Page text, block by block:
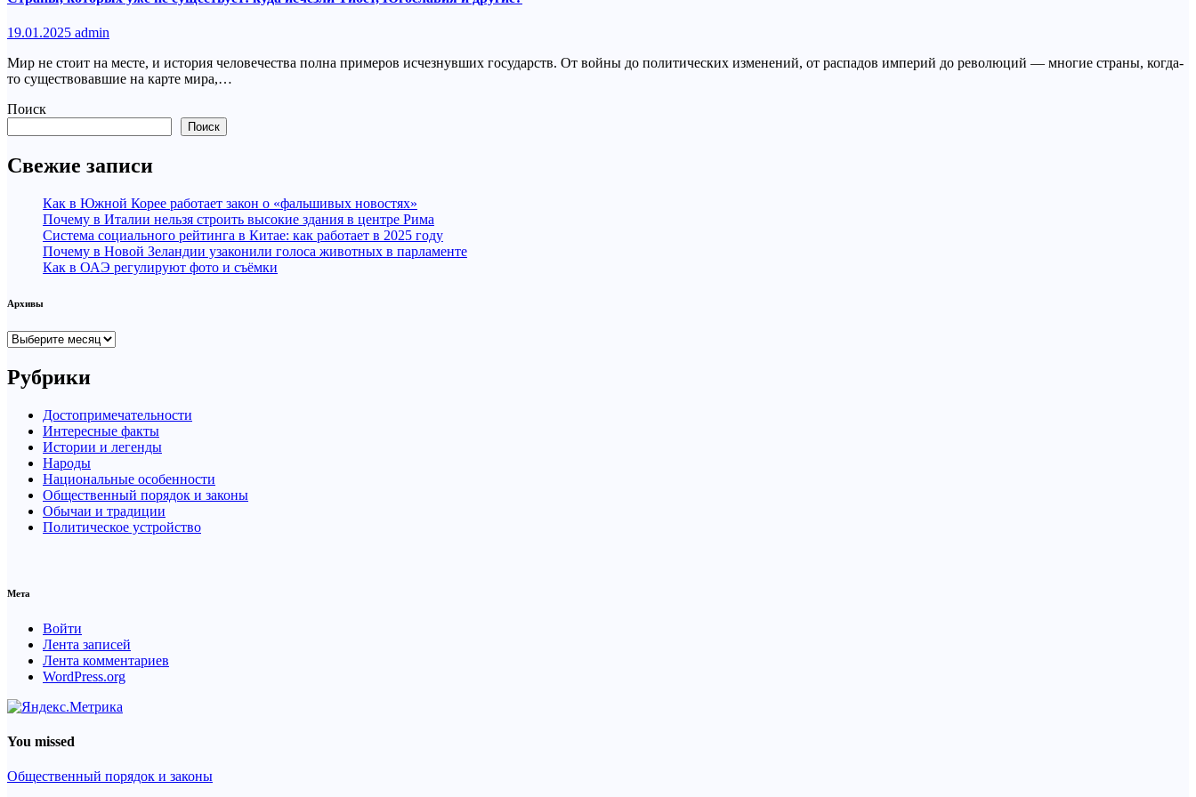
19.01.2025 admin
Мир не стоит на месте, и история человечества полна примеров исчезнувших государств. От войны до политических изменений, от распадов империй до революций — многие страны, когда-
то существовавшие на карте мира,…
Поиск
Поиск
Свежие записи
Как в Южной Корее работает закон о «фальшивых новостях»
Почему в Италии нельзя строить высокие здания в центре Рима
Система социального рейтинга в Китае: как работает в 2025 году
Почему в Новой Зеландии узаконили голоса животных в парламенте
Как в ОАЭ регулируют фото и съёмки
Архивы
Архивы
Рубрики
Достопримечательности
Интересные факты
Истории и легенды
Народы
Национальные особенности
Общественный порядок и законы
Обычаи и традиции
Политическое устройство
Мета
Войти
Лента записей
Лента комментариев
WordPress.org
You missed
Общественный порядок и законы